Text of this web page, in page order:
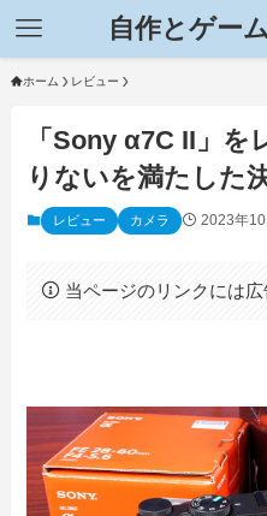
自作とゲー
ホーム レビュー
「Sony α7C II」
りないを満たした
レビュー カメラ 2023年10
当ページのリンクには広